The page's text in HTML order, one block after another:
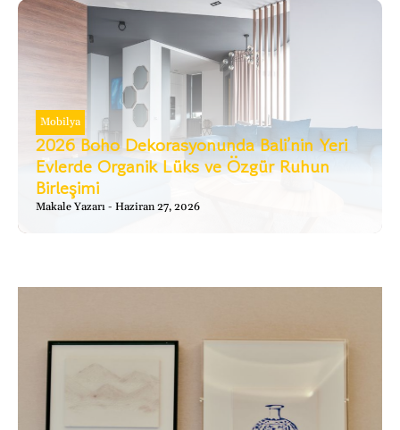
Mobilya
2026 Boho Dekorasyonunda Bali’nin Yeri
Evlerde Organik Lüks ve Özgür Ruhun
Birleşimi
Makale Yazarı Haziran 27, 2026